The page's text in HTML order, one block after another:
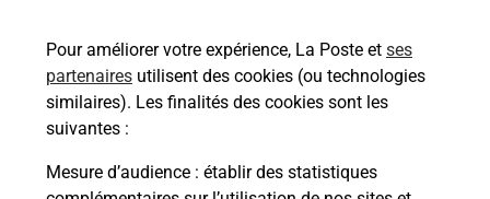
Pour améliorer votre expérience, La Poste et ses
partenaires utilisent des cookies (ou technologies
similaires). Les finalités des cookies sont les
suivantes :
Mesure d’audience : établir des statistiques
Comment demander une
modification de livraison ?